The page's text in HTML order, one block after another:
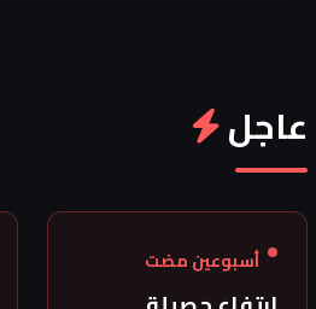
عاجل
أسبوعين مضت